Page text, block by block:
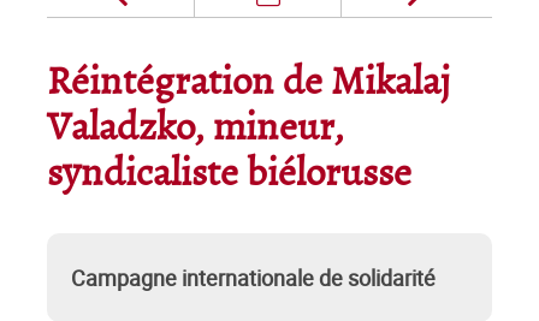
Réintégration de Mikalaj
Valadzko, mineur,
syndicaliste biélorusse
Campagne internationale de solidarité